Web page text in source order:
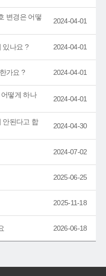
변경은 어떻
2024-04-01
있나요 ? 2024-04-01
가요 ? 2024-04-01
떻게 하나
2024-04-01
안된다고 합
2024-04-30
2024-07-02
2025-06-25
2025-11-18
2026-06-18